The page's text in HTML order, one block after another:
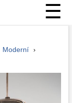
☰
Moderní ›